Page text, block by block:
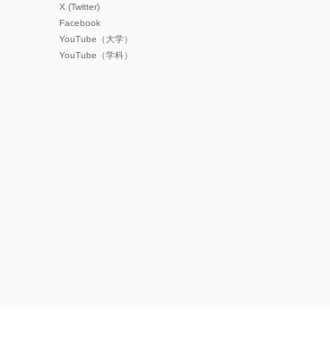
X (Twitter)
Facebook
YouTube（大学）
YouTube（学科）